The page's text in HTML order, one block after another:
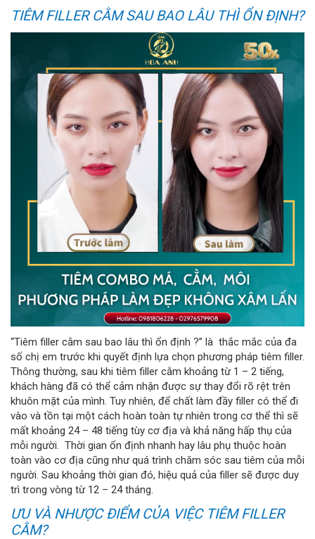
TIÊM FILLER CẰM SAU BAO LÂU THÌ ỔN ĐỊNH?
“Tiêm filler cằm sau bao lâu thì ổn định ?” là thắc mắc của đa
số chị em trước khi quyết định lựa chọn phương pháp tiêm filler.
Thông thường, sau khi tiêm filler cằm khoảng từ 1 – 2 tiếng,
khách hàng đã có thể cảm nhận được sự thay đổi rõ rệt trên
khuôn mặt của mình. Tuy nhiên, để chất làm đầy filler có thể đi
vào và tồn tại một cách hoàn toàn tự nhiên trong cơ thể thì sẽ
mất khoảng 24 – 48 tiếng tùy cơ địa và khả năng hấp thụ của
mỗi người. Thời gian ổn định nhanh hay lâu phụ thuộc hoàn
toàn vào cơ địa cũng như quá trình chăm sóc sau tiêm của mỗi
người. Sau khoảng thời gian đó, hiệu quả của filler sẽ được duy
trì trong vòng từ 12 – 24 tháng.
ƯU VÀ NHƯỢC ĐIỂM CỦA VIỆC TIÊM FILLER
CẰM?